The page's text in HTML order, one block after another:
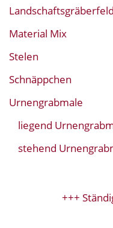
Material Mix
Stelen
Schnäppchen
Urnengrabmale
liegend
stehend
+++